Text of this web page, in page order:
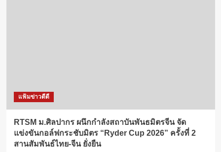
แฟ้มข่าวดีดี
RTSM ม.ศิลปากร ผนึกกำลังสถาบันพันธมิตรจีน จัด
แข่งขันกอล์ฟกระชับมิตร “Ryder Cup 2026” ครั้งที่ 2
สานสัมพันธ์ไทย-จีน ยั่งยืน